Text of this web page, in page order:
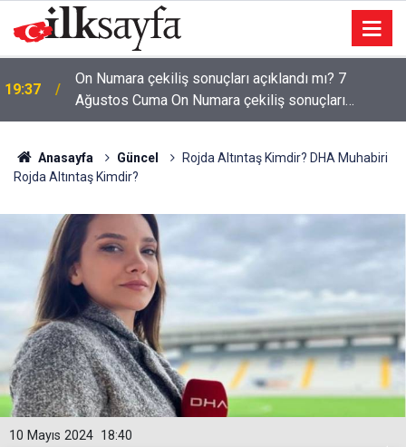
19:37
On Numara çekiliş sonuçları açıklandı mı? 7
Ağustos Cuma On Numara çekiliş sonuçları
açıklandı mı?
Anasayfa Güncel
Rojda Altıntaş Kimdir? DHA Muhabiri
Rojda Altıntaş Kimdir?
18:40
10 Mayıs 2024